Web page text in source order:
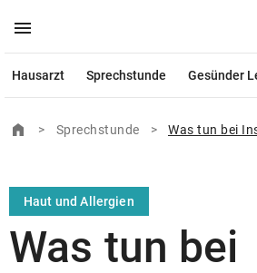
Muthgasse 2, 1190 Wien
menu
Hausarzt Sprechstunde Gesünder
home Zur Startseite
> Sprechstunde > Was tun bei
Haut und Allergien
Was tun bei